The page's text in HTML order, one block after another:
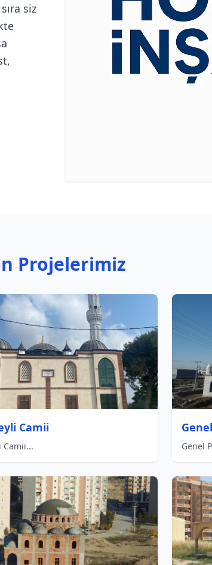
siz
Projelerimiz
Camii
Camii... Genel